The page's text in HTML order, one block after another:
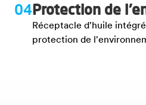
04Protection de
Réceptacle d'huile
protection de